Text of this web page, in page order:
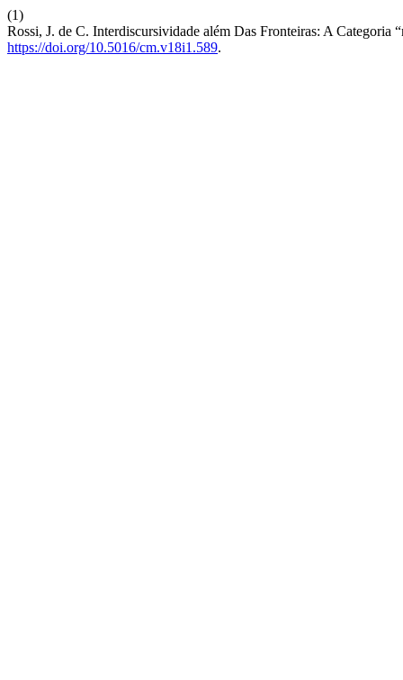
(1)
Rossi, J. de C. Interdiscursividade além Das Fronteiras: A Categoria
https://doi.org/10.5016/cm.v18i1.589.